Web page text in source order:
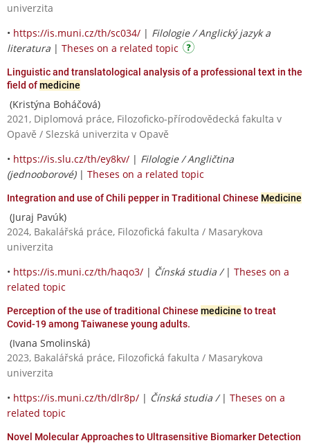
univerzita
• https://is.muni.cz/th/sc034/ | Filologie / Anglický jazyk a
literatura | Theses on a related topic
Linguistic and translatological analysis of a professional text in the
field ofmedicine
(Kristýna Boháčová)
2021, Diplomová práce, Filozoficko-přírodovědecká fakulta v
Opavě / Slezská univerzita v Opavě
• https://is.slu.cz/th/ey8kv/ | Filologie / Angličtina
(jednooborové)| Theses on a related topic
Integration and use of Chili pepper in Traditional Chinese Medicine
(Juraj Pavúk)
2024, Bakalářská práce, Filozofická fakulta / Masarykova
univerzita
• https://is.muni.cz/th/haqo3/ | Čínská studia / | Theses on a
related topic
Perception of the use of traditional Chinese medicine to treat
Covid-19 among Taiwanese young adults.
(Ivana Smolinská)
2023, Bakalářská práce, Filozofická fakulta / Masarykova
univerzita
• https://is.muni.cz/th/dlr8p/ | Čínská studia / | Theses on a
related topic
Novel Molecular Approaches to Ultrasensitive Biomarker Detection